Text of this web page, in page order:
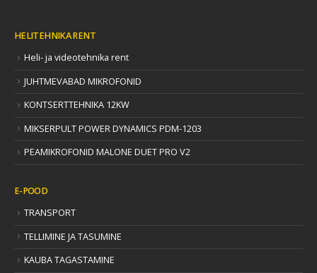
HELITEHNIKA RENT
Heli- ja videotehnika rent
JUHTMEVABAD MIKROFONID
KONTSERTTEHNIKA 12KW
MIKSERPULT POWER DYNAMICS PDM-1203
PEAMIKROFONID MALONE DUET PRO V2
E-POOD
TRANSPORT
TELLIMINE JA TASUMINE
KAUBA TAGASTAMINE